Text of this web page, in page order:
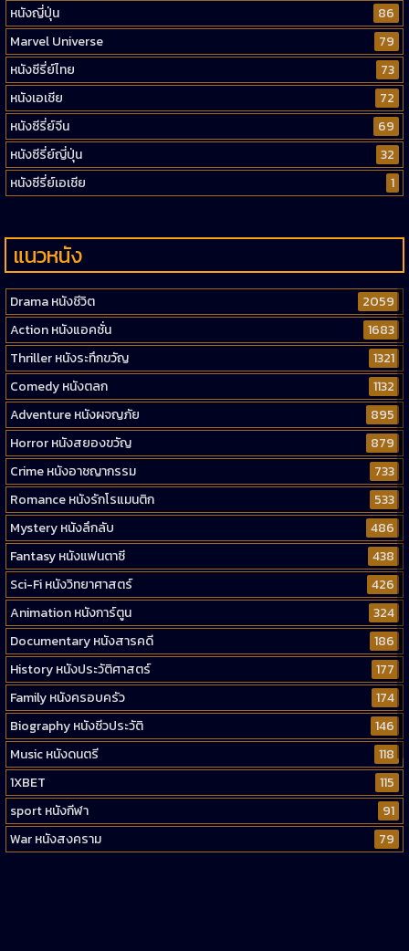
หนังญี่ปุ่น
86
Marvel Universe
79
หนังซีรี่ย์ไทย
73
หนังเอเชีย
72
หนังซีรี่ย์จีน
69
หนังซีรี่ย์ญี่ปุ่น
32
หนังซีรี่ย์เอเชีย
1
แนวหนัง
Drama หนังชีวิต
2059
Action หนังแอคชั่น
1683
Thriller หนังระทึกขวัญ
1321
Comedy หนังตลก
1132
Adventure หนังผจญภัย
895
Horror หนังสยองขวัญ
879
Crime หนังอาชญากรรม
733
Romance หนังรักโรแมนติก
533
Mystery หนังลึกลับ
486
Fantasy หนังแฟนตาซี
438
Sci-Fi หนังวิทยาศาสตร์
426
Animation หนังการ์ตูน
324
Documentary หนังสารคดี
186
History หนังประวัติศาสตร์
177
Family หนังครอบครัว
174
Biography หนังชีวประวัติ
146
Music หนังดนตรี
118
1XBET
115
sport หนังกีฬา
91
War หนังสงคราม
79